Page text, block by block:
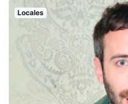
Locales